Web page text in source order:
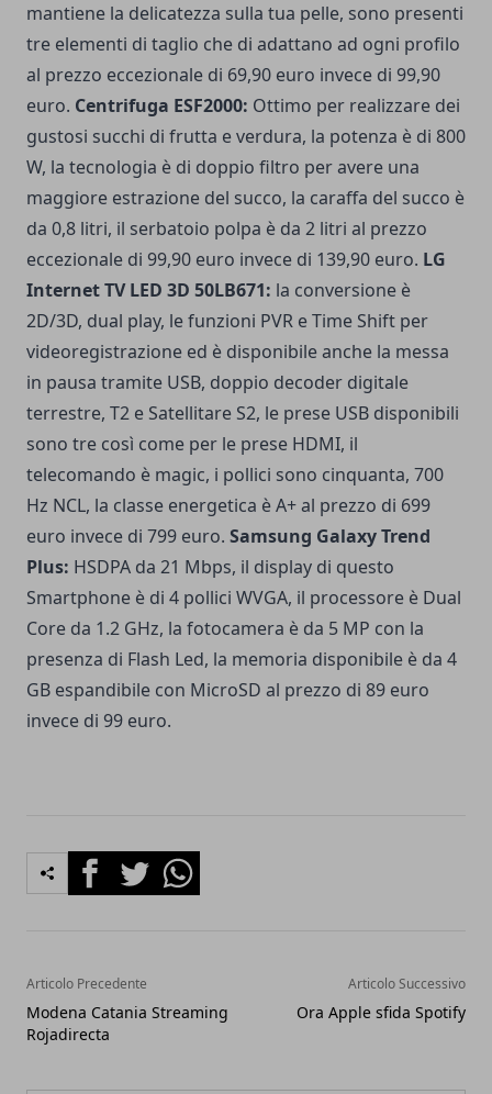
mantiene la delicatezza sulla tua pelle, sono presenti
tre elementi di taglio che di adattano ad ogni profilo
al prezzo eccezionale di 69,90 euro invece di 99,90
euro. Centrifuga ESF2000: Ottimo per realizzare dei
gustosi succhi di frutta e verdura, la potenza è di 800
W, la tecnologia è di doppio filtro per avere una
maggiore estrazione del succo, la caraffa del succo è
da 0,8 litri, il serbatoio polpa è da 2 litri al prezzo
eccezionale di 99,90 euro invece di 139,90 euro. LG
Internet TV LED 3D 50LB671: la conversione è
2D/3D, dual play, le funzioni PVR e Time Shift per
videoregistrazione ed è disponibile anche la messa
in pausa tramite USB, doppio decoder digitale
terrestre, T2 e Satellitare S2, le prese USB disponibili
sono tre così come per le prese HDMI, il
telecomando è magic, i pollici sono cinquanta, 700
Hz NCL, la classe energetica è A+ al prezzo di 699
euro invece di 799 euro. Samsung Galaxy Trend
Plus: HSDPA da 21 Mbps, il display di questo
Smartphone è di 4 pollici WVGA, il processore è Dual
Core da 1.2 GHz, la fotocamera è da 5 MP con la
presenza di Flash Led, la memoria disponibile è da 4
GB espandibile con MicroSD al prezzo di 89 euro
invece di 99 euro.
FacebookTwitterWhatsapp
Articolo Precedente
Modena Catania Streaming
Rojadirecta
Articolo Successivo
Ora Apple sfida Spotify